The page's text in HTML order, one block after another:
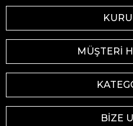
MÜŞTERİ
BİZE